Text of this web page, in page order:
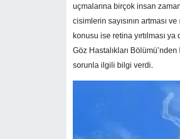
uçmalarına birçok insan
cisimlerin sayısının artması
konusu ise retina yırtılması
Göz Hastalıkları
sorunla ilgili bilgi verdi.